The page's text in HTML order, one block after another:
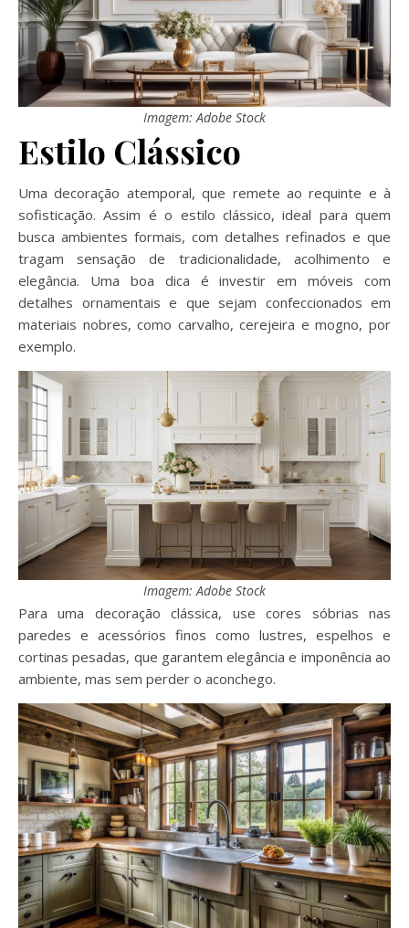
Imagem: Adobe Stock
Estilo Clássico
Uma decoração atemporal, que remete ao requinte e à
sofisticação. Assim é o estilo clássico, ideal para quem
busca ambientes formais, com detalhes refinados e que
tragam sensação de tradicionalidade, acolhimento e
elegância. Uma boa dica é investir em móveis com
detalhes ornamentais e que sejam confeccionados em
materiais nobres, como carvalho, cerejeira e mogno, por
exemplo.
Imagem: Adobe Stock
Para uma decoração clássica, use cores sóbrias nas
paredes e acessórios finos como lustres, espelhos e
cortinas pesadas, que garantem elegância e imponência ao
ambiente, mas sem perder o aconchego.